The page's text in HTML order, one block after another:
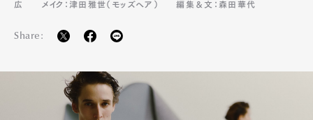
広
メイク：津田雅世（モッズヘア） 編集＆文：森田華代
Share: